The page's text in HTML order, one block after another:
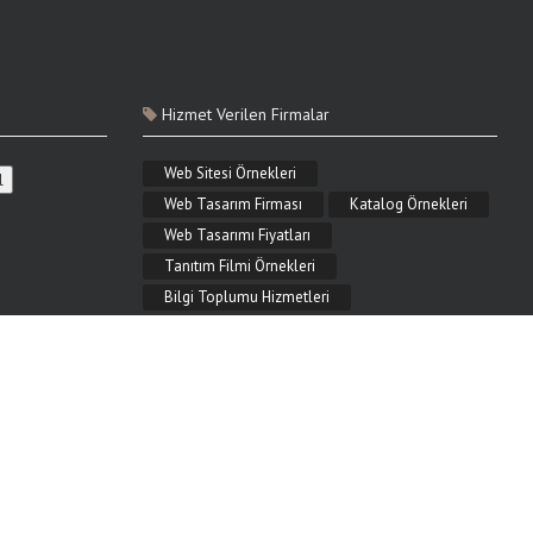
Hizmet Verilen Firmalar
Web Sitesi Örnekleri
Web Tasarım Firması
Katalog Örnekleri
Web Tasarımı Fiyatları
Tanıtım Filmi Örnekleri
Bilgi Toplumu Hizmetleri